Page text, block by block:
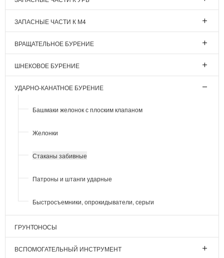
ЗАПАСНЫЕ ЧАСТИ К М4
ВРАЩАТЕЛЬНОЕ БУРЕНИЕ
ШНЕКОВОЕ БУРЕНИЕ
УДАРНО-КАНАТНОЕ БУРЕНИЕ
Башмаки желонок с плоским клапаном
Желонки
Стаканы забивные
Патроны и штанги ударные
Быстросъемники, опрокидыватели, серьги
ГРУНТОНОСЫ
ВСПОМОГАТЕЛЬНЫЙ ИНСТРУМЕНТ